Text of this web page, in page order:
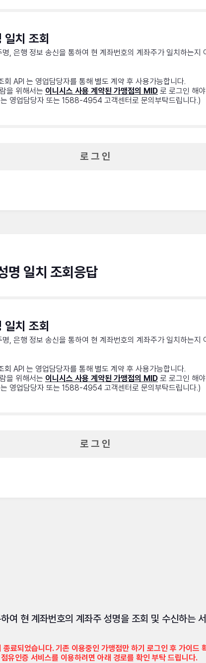
일치 조회
, 은행 정보 송신을 통하여 현 계좌번호의 계좌주가 일치하는지
회 API 는 영업담당자를 통해 별도 계약 후 사용가능합니다.
을 위해서는 이니시스 사용 계약된 가맹점의 MID 로 로그인 해
영업담당자 또는 1588-4954 고객센터로 문의부탁드립니다.)
로 그 인
명 일치 조회응답
치 조회
, 은행 정보 송신을 통하여 현 계좌번호의 계좌주가 일치하는지
회 API 는 영업담당자를 통해 별도 계약 후 사용가능합니다.
을 위해서는 이니시스 사용 계약된 가맹점의 MID 로 로그인 해
영업담당자 또는 1588-4954 고객센터로 문의부탁드립니다.)
로 그 인
여 현 계좌번호의 계좌주 성명을 조회 및 수신하는